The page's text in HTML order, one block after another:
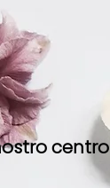
centro